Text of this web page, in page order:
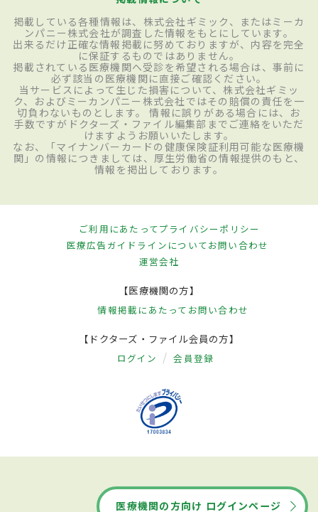
掲載している各種情報は、株式会社ギミック、またはミーカ
ンパニー株式会社が調査した情報をもとにしています。
出来るだけ正確な情報掲載に努めておりますが、内容を完全
に保証するものではありません。
掲載されている医療機関へ受診を希望される場合は、事前に
必ず該当の医療機関に直接ご確認ください。
当サービスによって生じた損害について、株式会社ギミッ
ク、およびミーカンパニー株式会社ではその賠償の責任を一
切負わないものとします。 情報に誤りがある場合には、お
手数ですがドクターズ・ファイル編集部までご連絡をいただ
けますようお願いいたします。
なお、「マイナンバーカードの健康保険証利用可能な医療機
関」の情報につきましては、厚生労働省の情報提供のもと、
情報を掲出しております。
ご利用にあたってプライバシーポリシー
医療広告ガイドラインについてお問い合わせ
運営会社
【医療機関の方】
情報掲載にあたって お問い合わせ
【ドクターズ・ファイル会員の方】
ログイン 会員登録
医療機関の方向け ログインページ